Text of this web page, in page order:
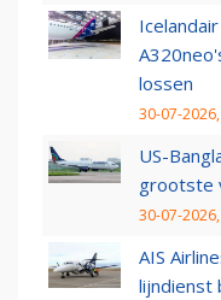
lossen
30-07-
US-
grootste
30-07-
AIS
lijndienst